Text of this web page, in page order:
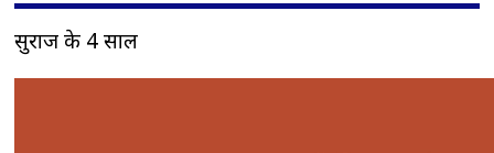
सुराज के 4 साल